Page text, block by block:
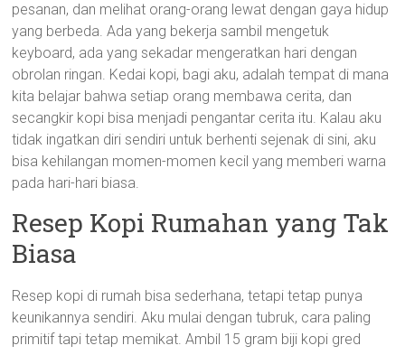
pesanan, dan melihat orang-orang lewat dengan gaya hidup
yang berbeda. Ada yang bekerja sambil mengetuk
keyboard, ada yang sekadar mengeratkan hari dengan
obrolan ringan. Kedai kopi, bagi aku, adalah tempat di mana
kita belajar bahwa setiap orang membawa cerita, dan
secangkir kopi bisa menjadi pengantar cerita itu. Kalau aku
tidak ingatkan diri sendiri untuk berhenti sejenak di sini, aku
bisa kehilangan momen-momen kecil yang memberi warna
pada hari-hari biasa.
Resep Kopi Rumahan yang Tak
Biasa
Resep kopi di rumah bisa sederhana, tetapi tetap punya
keunikannya sendiri. Aku mulai dengan tubruk, cara paling
primitif tapi tetap memikat. Ambil 15 gram biji kopi gred